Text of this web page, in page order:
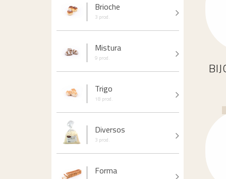
CONTACTOS
Brioche
3 prod.
Mistura
9 prod.
Trigo
18 prod.
Diversos
3 prod.
Forma